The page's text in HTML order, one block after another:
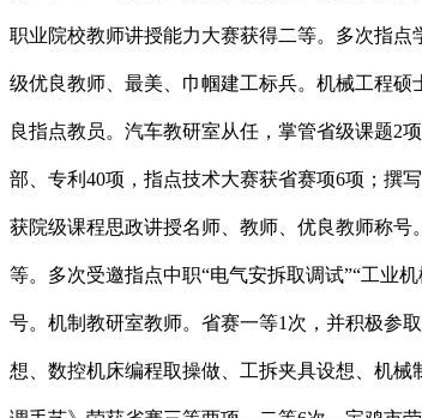
职业院校教师讲授能力大赛获得二等。多次指
级优良教师、最美、巾帼建工标兵。机械工程
良指点教员。汽车教研室从任，掌管省级课题2
部、专利40项，指点技术大赛获省赛项6项；撰
获院级课程思政讲授名师、教师、优良教师称
等。多次受邀指点中职“电气安拆取调试”“工业
号。机制教研室教师。省赛一等1次，并积极参
想、数控机床编程取操做、工拆夹具设想、机